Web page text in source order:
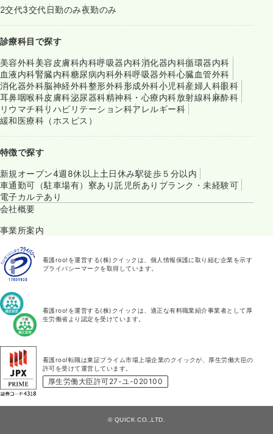
2交代3交代日勤のみ夜勤のみ
診療科目で探す
美容外科美容皮膚科内科呼吸器内科消化器内科循環器内科
血液内科腎臓内科糖尿病内科外科呼吸器外科心臓血管外科
消化器外科脳神経外科整形外科形成外科小児科産婦人科眼科
耳鼻咽喉科皮膚科泌尿器科精神科・心療内科放射線科麻酔科
リウマチ科リハビリテーション科アレルギー科
緩和医療科（ホスピス）
特徴で探す
新規オープン4週8休以上 土日休み駅徒歩５分以内
車通勤可（駐車場有） 寮あり託児所あり ブランク・未経験可
電子カルテあり
会社概要
事業所案内
看護roo!を運営する(株)クイックは、個人情報保護に取り組む企業を示す
プライバシーマークを取得しています。
看護roo!を運営する(株)クイックは、適正な有料職業紹介事業者として厚
生労働省より認定を受けています。
看護roo!転職は東証プライム市場上場企業のクイックが、厚生労働大臣の
許可を受けて運営しています。
厚生労働大臣許可27-ユ-020100
© QUICK CO.,LTD.